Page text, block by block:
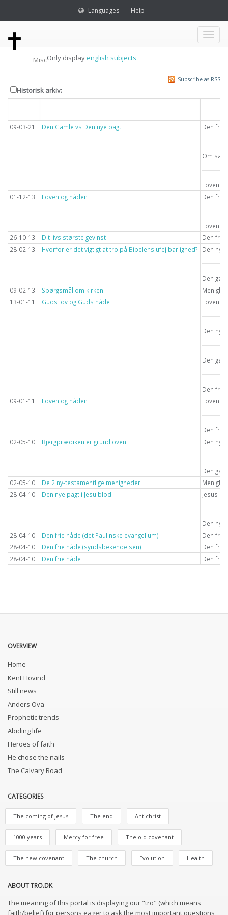
Languages Help
Toggle
MiscOnly displayenglish subjects
Subscribe as RSS
Historisk arkiv:
09-03-21 Den Gamle vs Den nye pagt Den frie
Om
Loven
01-12-13
Loven og nåden Den frie
Loven
26-10-13
Dit livs største gevinst
Den frie
28-02-13
Hvorfor er det vigtigt at tro på Bibelens ufejlbarlighed? Den nye
Den
09-02-13
Spørgsmål om kirken
13-01-11
Guds lov og Guds nåde Loven
Den nye
Den
Den frie
09-01-11
Loven og nåden Loven
Den frie
02-05-10
Bjergprædiken er grundloven Den nye
Den
02-05-10
De 2 ny-testamentlige menigheder
28-04-10
Den nye pagt i Jesu blod Jesus
Den nye
28-04-10
Den frie nåde (det Paulinske evangelium)
Den frie
28-04-10
Den frie nåde (syndsbekendelsen)
Den frie
28-04-10
Den frie nåde Den frie
OVERVIEW
Home
Kent Hovind
Still news
Anders Ova
Prophetic trends
Abiding life
Heroes of faith
He chose the nails
The Calvary Road
CATEGORIES
The coming of Jesus The end Antichrist
1000 years Mercy for free The old covenant
The new covenant The church Evolution Health
ABOUT TRO.DK
The meaning of this portal is displaying our "tro" (which means
faith/belief) for persons eager to ask the most important questions